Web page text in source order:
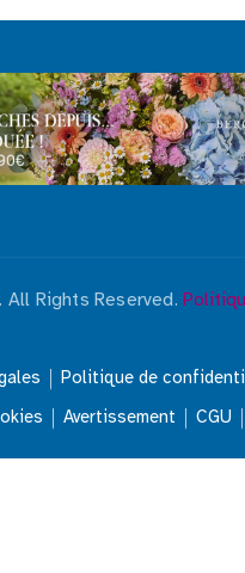
. All Rights Reserved.
Politique de
Avertissement CGU